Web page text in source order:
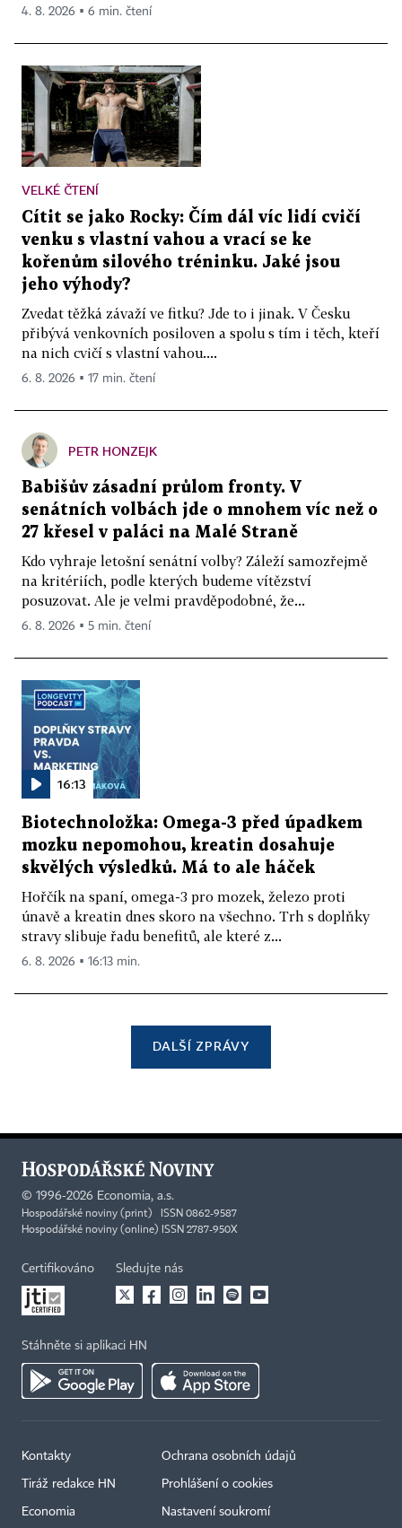
4. 8. 2026 ▪ 6 min. čtení
VELKÉ ČTENÍ
Cítit se jako Rocky: Čím dál víc lidí cvičí
venku s vlastní vahou a vrací se ke
kořenům silového tréninku. Jaké jsou
jeho výhody?
Zvedat těžká závaží ve fitku? Jde to i jinak. V Česku
přibývá venkovních posiloven a spolu s tím i těch, kteří
na nich cvičí s vlastní vahou....
6. 8. 2026 ▪ 17 min. čtení
PETR HONZEJK
Babišův zásadní průlom fronty. V
senátních volbách jde o mnohem víc než o
27 křesel v paláci na Malé Straně
Kdo vyhraje letošní senátní volby? Záleží samozřejmě
na kritériích, podle kterých budeme vítězství
posuzovat. Ale je velmi pravděpodobné, že...
6. 8. 2026 ▪ 5 min. čtení
16:13
Biotechnoložka: Omega-3 před úpadkem
mozku nepomohou, kreatin dosahuje
skvělých výsledků. Má to ale háček
Hořčík na spaní, omega-3 pro mozek, železo proti
únavě a kreatin dnes skoro na všechno. Trh s doplňky
stravy slibuje řadu benefitů, ale které z...
6. 8. 2026 ▪ 16:13 min.
DALŠÍ ZPRÁVY
© 1996-2026 Economia, a.s.
Hospodářské noviny (print) ISSN 0862-9587
Hospodářské noviny (online) ISSN 2787-950X
Certifikováno Sledujte nás
Stáhněte si aplikaci HN
Kontakty
Tiráž redakce HN
Economia
Ochrana osobních údajů
Prohlášení o cookies
Nastavení soukromí